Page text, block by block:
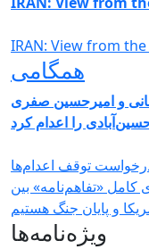
IRAN: View from the
همگامی
و امیرحسین صفری
را اعدام کرد
توقف اعدام‌ها
کامل «تفاهم‌نامه» بین
ویژه‌نامه‌ها